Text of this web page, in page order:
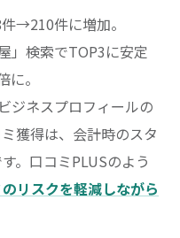
→210件に増加。
検索でTOP3に安定
。
ジネスプロフィールの
獲得は、会計時のスタ
。口コミPLUSのよう
リスクを軽減しながら